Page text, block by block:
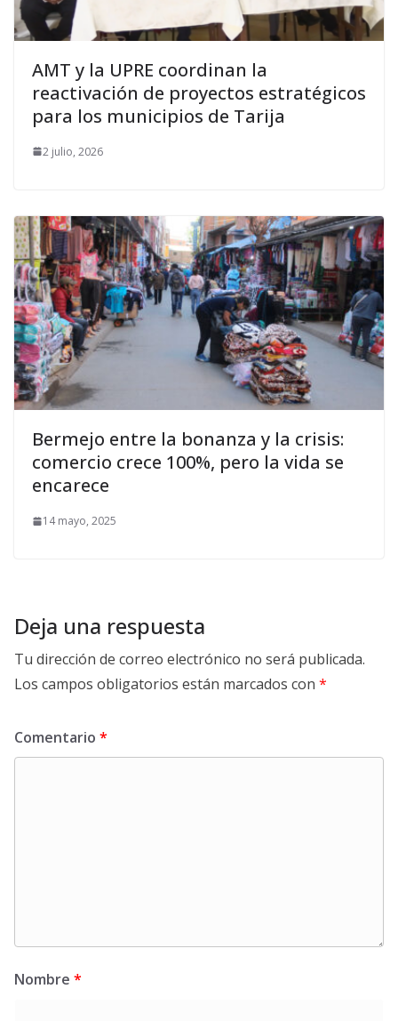
AMT y la UPRE coordinan la
reactivación de proyectos estratégicos
para los municipios de Tarija
2 julio, 2026
Bermejo entre la bonanza y la crisis:
comercio crece 100%, pero la vida se
encarece
14 mayo, 2025
Deja una respuesta
Tu dirección de correo electrónico no será publicada.
Los campos obligatorios están marcados con *
Comentario *
Nombre *